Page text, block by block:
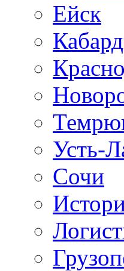
Ейск
Усть-
Сочи